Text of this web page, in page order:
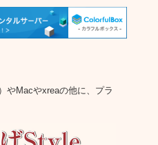
やMacやxreaの他に、プラ